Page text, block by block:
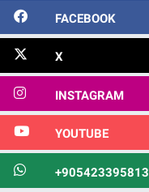
FACEBOOK
X
INSTAGRAM
YOUTUBE
+905423395813